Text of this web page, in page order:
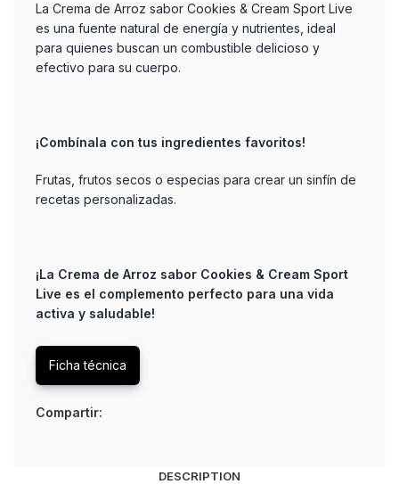
La Crema de Arroz sabor Cookies & Cream Sport Live
es una fuente natural de energía y nutrientes, ideal
para quienes buscan un combustible delicioso y
efectivo para su cuerpo.
¡Combínala con tus ingredientes favoritos!
Frutas, frutos secos o especias para crear un sinfín de
recetas personalizadas.
¡La Crema de Arroz sabor Cookies & Cream Sport
Live es el complemento perfecto para una vida
activa y saludable!
Ficha técnica
Compartir:
DESCRIPTION